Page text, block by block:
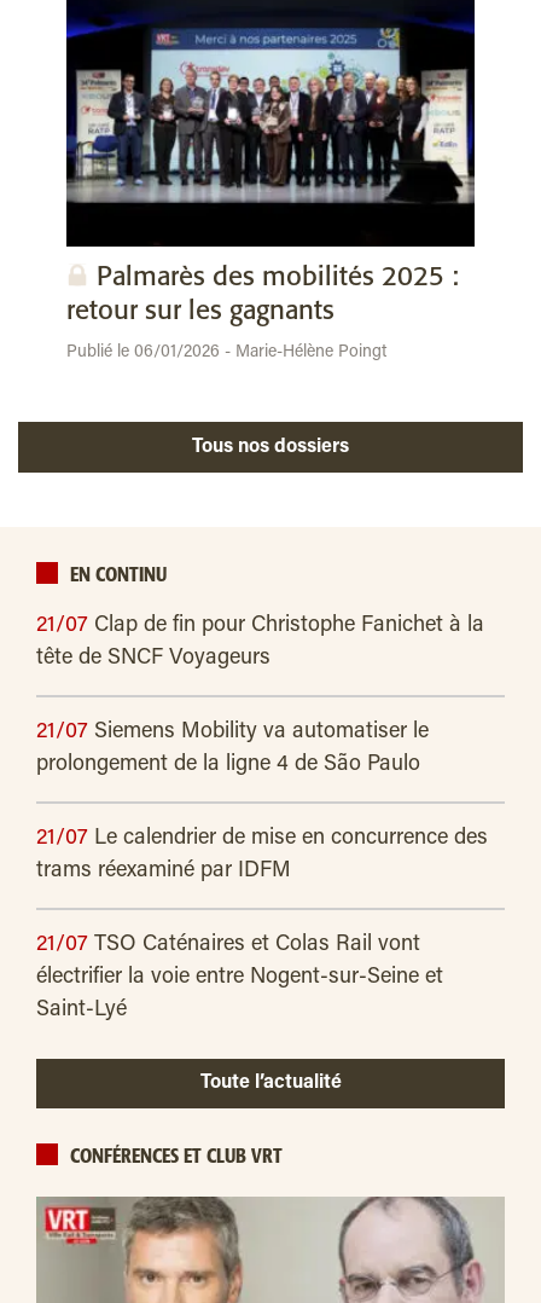
Palmarès des mobilités 2025 :
retour sur les gagnants
Publié le 06/01/2026 - Marie-Hélène Poingt
Tous nos dossiers
EN CONTINU
21/07 Clap de fin pour Christophe Fanichet à la
tête de SNCF Voyageurs
21/07 Siemens Mobility va automatiser le
prolongement de la ligne 4 de São Paulo
21/07 Le calendrier de mise en concurrence des
trams réexaminé par IDFM
21/07 TSO Caténaires et Colas Rail vont
électrifier la voie entre Nogent-sur-Seine et
Saint-Lyé
Toute l’actualité
CONFÉRENCES ET CLUB VRT